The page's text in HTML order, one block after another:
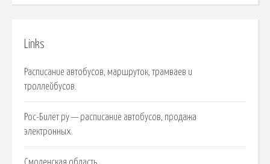
Links
Расписание автобусов, маршруток, трамваев и
троллейбусов.
Рос-Билет ру — расписание автобусов, продажа
электронных.